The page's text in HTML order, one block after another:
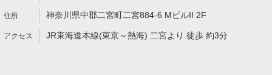
神奈川県中郡二宮町二宮884-6 MビルII 2F
JR東海道本線(東京～熱海) 二宮より 徒歩 約3分